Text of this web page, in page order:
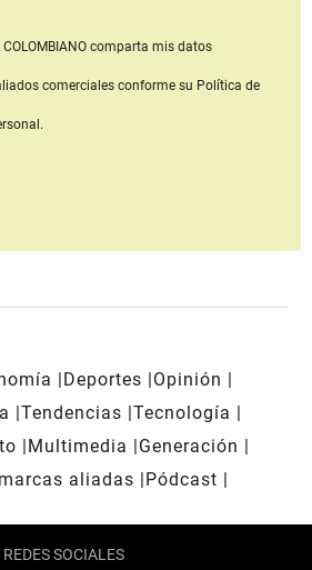
comparta mis datos
comerciales conforme su Política de
Deportes
Opinión
Tendencias Tecnología
Multimedia
Generación
aliadas
Pódcast
REDES SOCIALES